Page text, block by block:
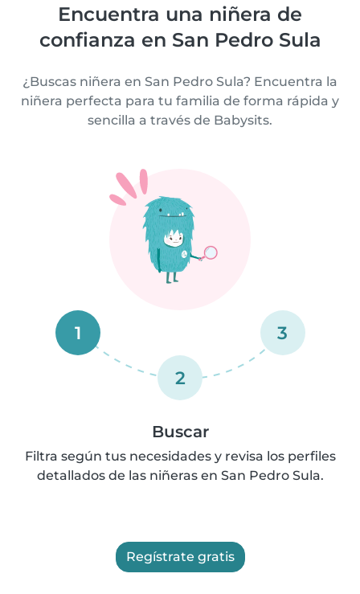
Encuentra una niñera de
confianza en San Pedro Sula
¿Buscas niñera en San Pedro Sula? Encuentra la
niñera perfecta para tu familia de forma rápida y
sencilla a través de Babysits.
1
2
3
Buscar
Filtra según tus necesidades y revisa los perfiles
detallados de las niñeras en San Pedro Sula.
Regístrate gratis